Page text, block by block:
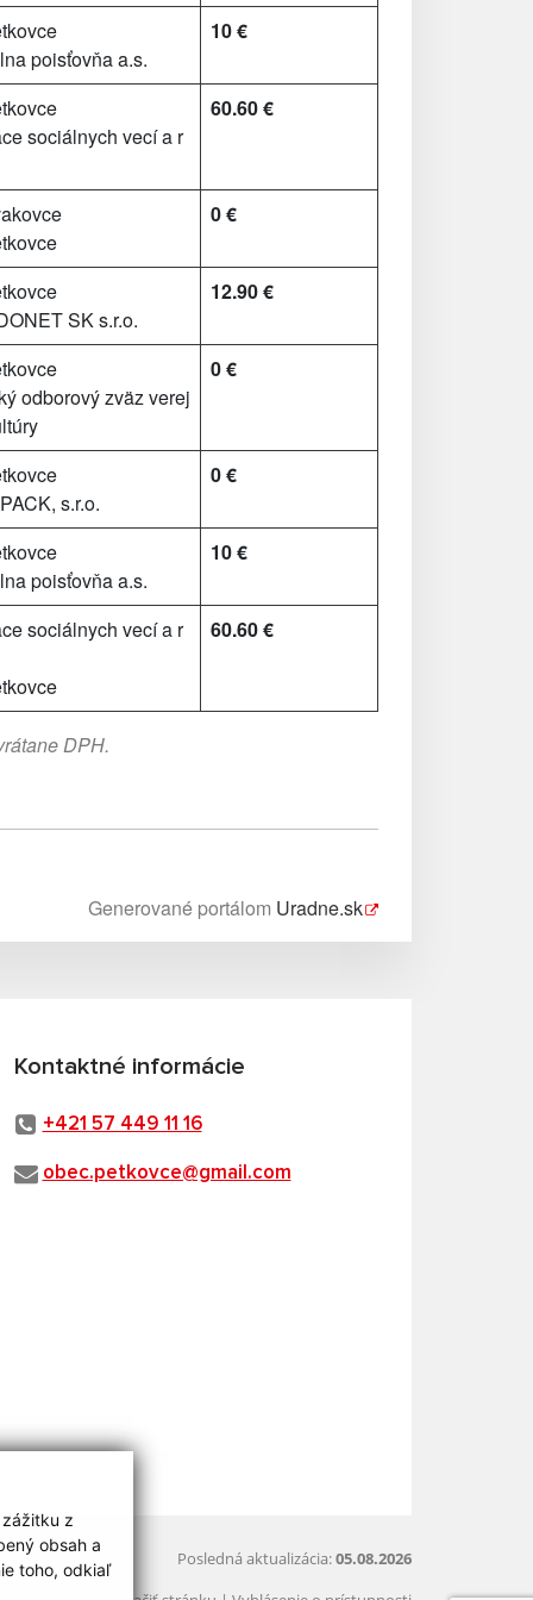
z
obsah a
toho, odkiaľ
poisťovňa a.s.
10 €
sociálnych vecí a r
60.60 €
0 €
SK s.r.o.
12.90 €
odborový zväz verej
0 €
s.r.o.
0 €
poisťovňa a.s.
10 €
sociálnych vecí a r 60.60 €
DPH.
Generované portálom Uradne.sk
Kontaktné informácie
+421 57 449 11 16
obec.petkovce@gmail.com
Posledná aktualizácia:05.08.2026